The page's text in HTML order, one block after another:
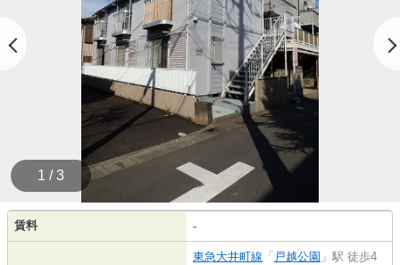
1 / 3
賃料 -
東急大井町線 「 戸越公園 」駅 徒歩4